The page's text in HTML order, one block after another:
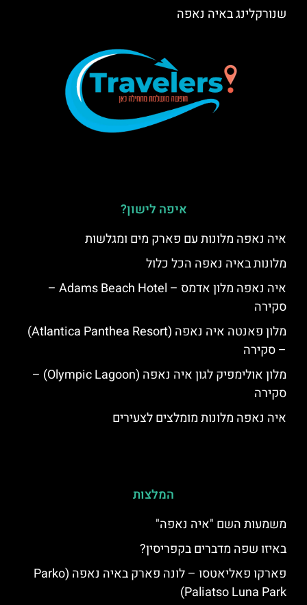
שנורקלינג באיה נאפה
איפה לישון?
איה נאפה מלונות עם פארק מים ומגלשות
מלונות באיה נאפה הכל כלול
איה נאפה מלון אדמס – Adams Beach Hotel –
סקירה
מלון פאנטה איה נאפה (Atlantica Panthea Resort)
– סקירה
מלון אולימפיק לגון איה נאפה (Olympic Lagoon) –
סקירה
איה נאפה מלונות מומלצים לצעירים
המלצות
משמעות השם "איה נאפה"
באיזו שפה מדברים בקפריסין?
פארקו פאליאטסו – לונה פארק באיה נאפה (‪Parko
Paliatso Luna Park‬)